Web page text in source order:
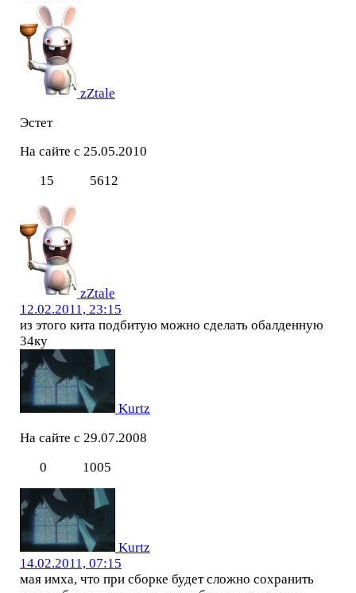
zZtale
Эстет
На сайте с 25.05.2010
15
5612
zZtale
12.02.2011, 23:15
из этого кита подбитую можно сделать обалденную
34ку
Kurtz
На сайте с 29.07.2008
0
1005
Kurtz
14.02.2011, 07:15
мая имха, что при сборке будет сложно сохранить